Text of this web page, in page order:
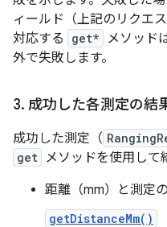
ィールド（上記のリクエ
対応する
get* メソッド
外で失敗します。
3. 成功した各測定の結
成功した測定（
get メソッドを使用して
距離（mm）と測定
getDistanceMm()